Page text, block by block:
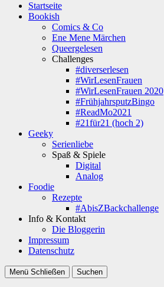
Startseite
Bookish
Comics & Co
Ene Mene Märchen
Queergelesen
Challenges
#diverserlesen
#WirLesenFrauen
#WirLesenFrauen 2020
#FrühjahrsputzBingo
#ReadMo2021
#21für21 (hoch 2)
Geeky
Serienliebe
Spaß & Spiele
Digital
Analog
Foodie
Rezepte
#AbisZBackchallenge
Info & Kontakt
Die Bloggerin
Impressum
Datenschutz
Menü Schließen Suchen